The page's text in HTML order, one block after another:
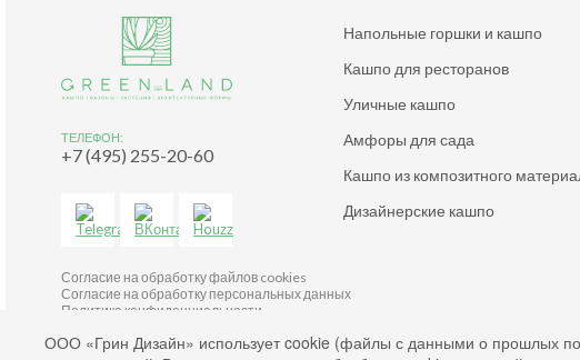
ТЕЛЕФОН:
+7 (495) 255-20-60
Напольные горшки и кашпо
Кашпо для ресторанов
Уличные кашпо
Амфоры для сада
Кашпо из композитного
Дизайнерские кашпо
Согласие на обработку файлов cookies
Согласие на обработку персональных данных
Политика конфиденциальности
2003-2026 © Green Land. All rights reserved.
ООО «Грин Дизайн» использует cookie (файлы с данными о прошлых